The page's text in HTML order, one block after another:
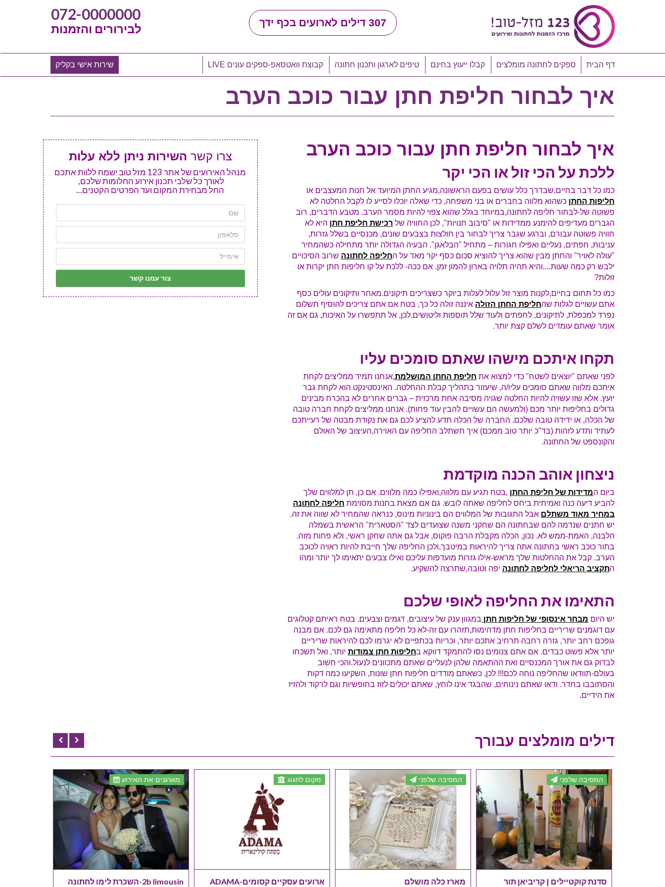
307 דילים לארועים בכף ידך 072-0000000
לבירורים והזמנות
דף הבית ספקים לחתונה מומלצים קבלו ייעוץ בחינם טיפים לארגון ותכנון חתונה קבוצת וואטסאפ-ספקים עונים LIVE שירות אישי בקליק
איך לבחור חליפת חתן עבור כוכב הערב
איך לבחור חליפת חתן עבור כוכב הערב
ללכת על הכי זול או הכי יקר
כמו כל דבר בחיים,שבדרך כלל עושים בפעם הראשונה,מגיע החתן המיועד אל חנות המעצבים או
חליפות החתן כשהוא מלווה בחברים או בני משפחה, כדי שאלה יוכלו לסייע לו לקבל החלטה לא
פשוטה של-לבחור חליפה לחתונה,במיוחד בגלל שהוא צפוי להיות מסמר הערב. מטבע הדברים, רוב
הגברים מעדיפים להימנע ממדידות או "סיבוב חנויות", לכן החוויה של רכישת חליפת חתן היא לא
חוויה פשוטה עבורם, וברגע שגבר צריך לבחור בין חולצות בצבעים שונים, מכנסיים בשלל גזרות,
עניבות, חפתים, נעליים ואפילו חגורות – מתחיל "הבלאגן". הבעיה הגדולה יותר מתחילה כשהמחיר
"עולה לאויר" והחתן מבין שהוא צריך להוציא סכום כסף יקר מאד על החליפה לחתונה שרוב הסיכויים
ילבש רק כמה שעות....והיא תהיה תלויה בארון להמון זמן. אם ככה- ללכת על קו חליפות חתן יקרות או
זולות?
כמו כל תחום בחיים,לקנות מוצר זול עלול לעלות ביוקר כשצריכים תיקונים.מאחר ותיקונים עולים כסף
אתם עשויים לגלות שהחליפת החתן הזולה איננה זולה כל כך, בטח אם אתם צריכים להוסיף תשלום
נפרד למכפלת, לתיקונים, לחפתים ולעוד שלל תוספות וליטושים.לכן, אל תתפשרו על האיכות, גם אם זה
אומר שאתם עומדים לשלם קצת יותר.
תקחו איתכם מישהו שאתם סומכים עליו
לפני שאתם "יוצאים לשטח" כדי למצוא את חליפת החתן המושלמת,אנחנו תמיד ממליצים לקחת
איתכם מלווה שאתם סומכים עליו/ה, שיעזור בתהליך קבלת ההחלטה. האינסטינקט הוא לקחת גבר
יועץ. אלא שזו עשויה להיות החלטה שגויה מסיבה אחת מרכזית – גברים אחרים לא בהכרח מבינים
גדולים בחליפות יותר מכם (ולמעשה הם עשויים להבין עוד פחות). אנחנו ממליצים לקחת חברה טובה
של הכלה, או ידידה טובה שלכם. החברה של הכלה תדע להציע לכם גם את נקודת מבטה של רעייתכם
לעתיד ותדע לזהות (בד"כ יותר טוב ממכם) איך תשתלב החליפה עם האוירה,העיצוב של האולם
והקונספט של החתונה.
ניצחון אוהב הכנה מוקדמת
ביום המדידות של חליפת החתן ,בטח תגיע עם מלווה,ואפילו כמה מלווים. אם כן, תן למלווים שלך
להביע דיעה כנה ואמיתית ביחס לחליפה שאתה לובש. גם אם מצאת בחנות מסוימת חליפה לחתונה
במחיר מאוד משתלם אבל התגובות של המלווים הם בינוניות מינוס, כנראה שהמחיר לא שווה את זה.
יש חתנים שנדמה להם שבחתונה הם שחקני משנה שצועדים לצד "הסטארית" הראשית בשמלה
הלבנה, האמת-ממש לא. נכון, הכלה מקבלת הרבה פוקוס, אבל גם אתה שחקן ראשי, ולא פחות מזה.
בתור כוכב ראשי בחתונה אתה צריך להיראות במיטבך,ולכן החליפה שלך חייבת להיות ראויה לכוכב
הערב. קבל את ההחלטות שלך מראש-אילו גזרות מועדפות עליכם ואילו צבעים יתאימו לך יותר ומהו
התקציב הריאלי לחליפה לחתונה יפה וטובה,שתרצה להשקיע.
התאימו את החליפה לאופי שלכם
יש היום מבחר אינסופי של חליפות חתן במגוון ענק של עיצובים, דגמים וצבעים. בטח ראיתם קטלוגים
עם דוגמנים שריריים בחליפות חתן מדהימות,תזהרו עם זה-לא כל חליפה מתאימה גם לכם. אם מבנה
גופכם רחב יותר, גזרה רחבה תרחיב אתכם יותר, וכריות בכתפיים לא יגרמו לכם להיראות שריריים
יותר אלא פשוט כבדים. אם אתם צנומים נסו להתמקד דווקא בחליפות חתן צמודות יותר, ואל תשכחו
לבדוק גם את אורך המכנסיים ואת ההתאמה שלהן לנעליים שאתם מתכוונים לנעול.והכי חשוב
בעולם-תוודאו שהחליפה נוחה לכם!!! לכן, כשאתם מודדים חליפות חתן שונות, השקיעו כמה דקות
והסתובבו בחדר. ודאו שאתם נינוחים, שהבגד אינו לוחץ, שאתם יכולים לזוז בחופשיות וגם לרקוד ולהזיז
את הידיים.
צרו קשר השירות ניתן ללא עלות
מנהל האירועים של אתר 123 מזל טוב ישמח ללוות אתכם
לאורך כל שלבי תכנון אירוע החלומות שלכם,
החל מבחירת המקום ועד הפרטים הקטנים...
דילים מומלצים עבורך
המסיבה שלפני
סדנת קוקטיילים | קריביאן תור
המסיבה שלפני
מארז כלה מושלם
מקום לחגוג
ארועים עסקיים קסומים-ADAMA
מארגנים את האירוע
2b limousin-השכרת לימו לחתונה